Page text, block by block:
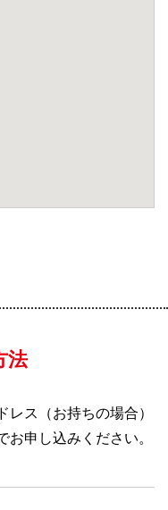
法
ス（お持ちの場合）
お申し込みください。